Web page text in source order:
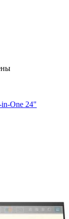
One 24"